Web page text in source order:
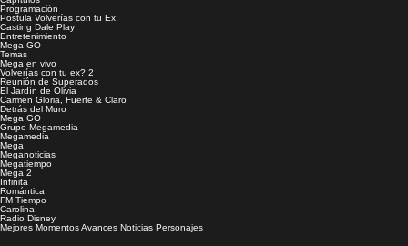
Programación
Postula Volverías con tu Ex
Casting Dale Play
Entretenimiento
Mega GO
Temas
Mega en vivo
Volverías con tu ex? 2
Reunión de Superados
El Jardín de Olivia
Carmen Gloria, Fuerte & Claro
Detrás del Muro
Mega GO
Grupo Megamedia
Megamedia
Mega
Meganoticias
Megatiempo
Mega 2
Infinita
Romántica
FM Tiempo
Carolina
Radio Disney
Mejores MomentosAvances Noticias Personajes